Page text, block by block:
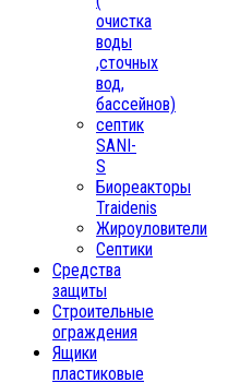
очистка
воды
,сточных
вод,
бассейнов)
септик
SANI-
S
Биореакторы
Traidenis
Жироуловители
Септики
Средства
защиты
Строительные
ограждения
Ящики
пластиковые